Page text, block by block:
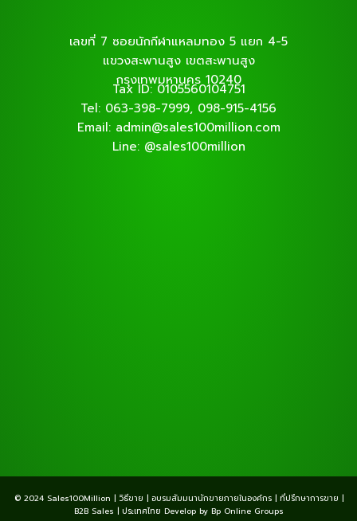
เลขที่ 7 ซอยนักกีฬาแหลมทอง 5 แยก 4-5
แขวงสะพานสูง เขตสะพานสูง
กรุงเทพมหานคร 10240
Tax ID: 0105560104751
Tel: 063-398-7999, 098-915-4156
Email: admin@sales100million.com
Line: @sales100million
© 2024 Sales100Million | วิธีขาย | อบรมสัมมนานักขายภายในองค์กร | ที่ปรึกษาการขาย |
B2B Sales | ประเทศไทย Develop by Bp Online Groups